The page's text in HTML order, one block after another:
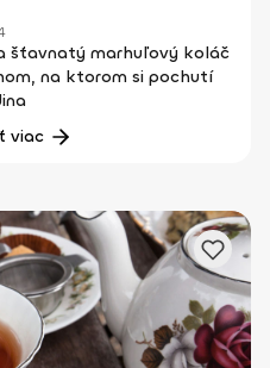
šťavnatý marhuľový koláč
na ktorom si pochutí
viac